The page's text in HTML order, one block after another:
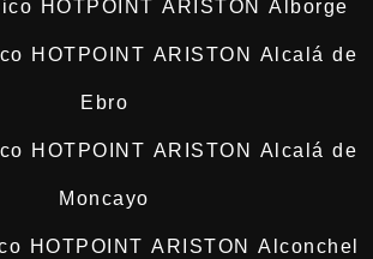
HOTPOINT ARISTON Alborge
HOTPOINT ARISTON Alcalá de
Ebro
HOTPOINT ARISTON Alcalá de
Moncayo
HOTPOINT ARISTON Alconchel